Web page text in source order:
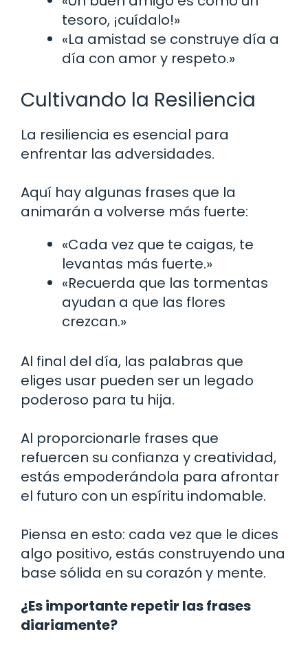
tesoro, ¡cuídalo!»
«La amistad se construye día a
día con amor y respeto.»
Cultivando la Resiliencia
La resiliencia es esencial para
enfrentar las adversidades.
Aquí hay algunas frases que la
animarán a volverse más fuerte:
«Cada vez que te caigas, te
levantas más fuerte.»
«Recuerda que las tormentas
ayudan a que las flores
crezcan.»
Al final del día, las palabras que
eliges usar pueden ser un legado
poderoso para tu hija.
Al proporcionarle frases que
refuercen su confianza y creatividad,
estás empoderándola para afrontar
el futuro con un espíritu indomable.
Piensa en esto: cada vez que le dices
algo positivo, estás construyendo una
base sólida en su corazón y mente.
¿Es importante repetir las frases
diariamente?